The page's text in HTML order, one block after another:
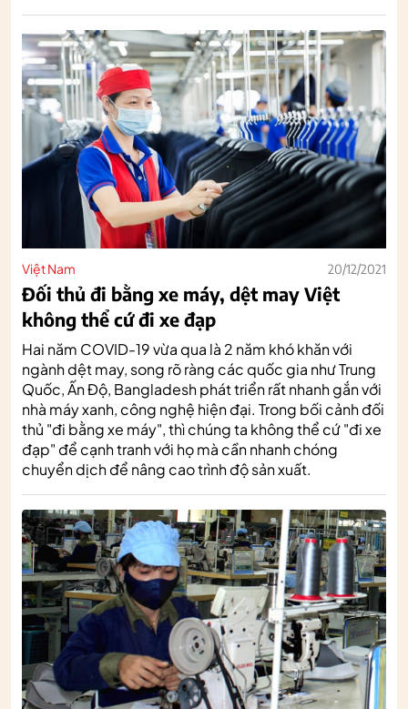
Việt Nam 20/12/2021
Đối thủ đi bằng xe máy, dệt may Việt
không thể cứ đi xe đạp
Hai năm COVID-19 vừa qua là 2 năm khó khăn với
ngành dệt may, song rõ ràng các quốc gia như Trung
Quốc, Ấn Độ, Bangladesh phát triển rất nhanh gắn với
nhà máy xanh, công nghệ hiện đại. Trong bối cảnh đối
thủ "đi bằng xe máy", thì chúng ta không thể cứ "đi xe
đạp" để cạnh tranh với họ mà cần nhanh chóng
chuyển dịch để nâng cao trình độ sản xuất.